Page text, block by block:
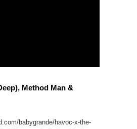
Method Man &
babygrande/havoc-x-the-